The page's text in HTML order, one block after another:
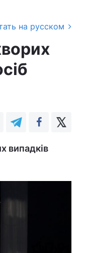
на русском
випадків